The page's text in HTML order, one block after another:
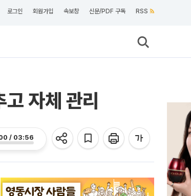
로그인 회원가입 속보창 신문/PDF 구독 RSS
자체 관리
/ 03:56